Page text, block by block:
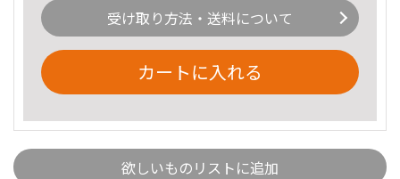
受け取り方法・送料について
カートに入れる
欲しいものリストに追加